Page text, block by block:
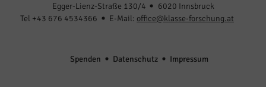
Egger-Lienz-Straße 130/4
6020 Innsbruck
Tel +43 676 4534366
E-Mail: office@klasse-forschung.at
Spenden Datenschutz Impressum